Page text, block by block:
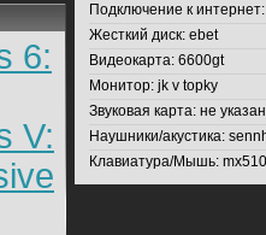
6:
V:
Подключение к интернет:
Жесткий диск: ebet
Видеокарта: 6600gt
Монитор: jk v topky
Звуковая карта: не
Наушники/акустика:
Клавиатура/Мышь: mx510